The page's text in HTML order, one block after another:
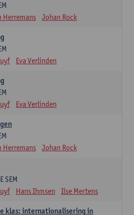
Herremans Johan Rock
Eva Verlinden
Eva Verlinden
Herremans Johan Rock
SEM
Hans Ihmsen Ilse Mertens
klas: internationalisering in